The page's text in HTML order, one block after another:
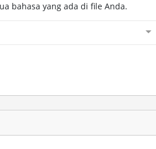
bahasa yang ada di file Anda.